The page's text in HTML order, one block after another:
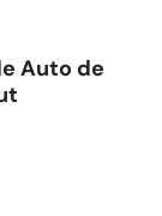
Auto de